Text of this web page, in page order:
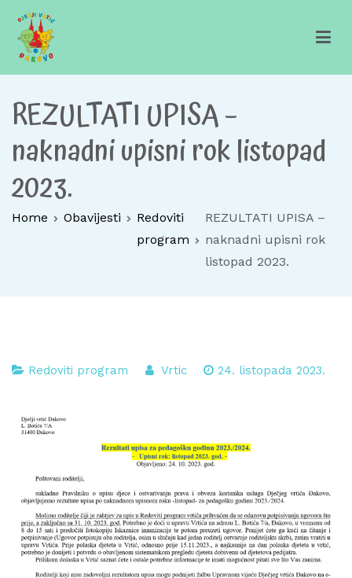
content
Dječji vrtić Đakovo
Za sretno djetinjstvo
REZULTATI UPISA –
naknadni upisni rok listopad
2023.
Home Obavijesti
Redoviti
program
REZULTATI UPISA –
naknadni upisni rok
listopad 2023.
Redoviti program Vrtic 24. listopada 2023.